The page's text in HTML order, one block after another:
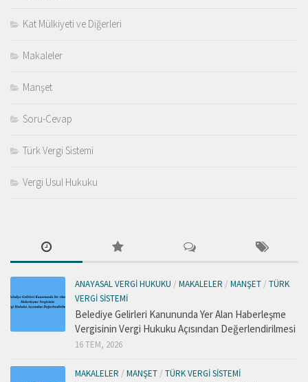
Kat Mülkiyeti ve Diğerleri
Makaleler
Manşet
Soru-Cevap
Türk Vergi Sistemi
Vergi Usul Hukuku
ANAYASAL VERGI HUKUKU / MAKALELER / MANŞET / TÜRK
VERGI SISTEMI
Belediye Gelirleri Kanununda Yer Alan Haberleşme
Vergisinin Vergi Hukuku Açısından Değerlendirilmesi
16 TEM, 2026
MAKALELER / MANŞET / TÜRK VERGI SISTEMI